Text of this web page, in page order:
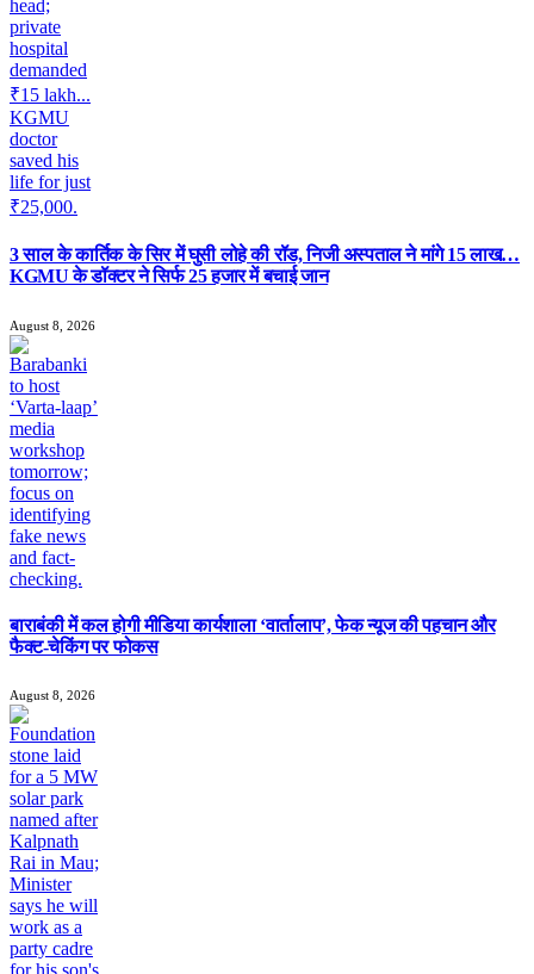
3 साल के कार्तिक के सिर में घुसी लोहे की रॉड, निजी अस्पताल ने मांगे 15 लाख…
KGMU के डॉक्टर ने सिर्फ 25 हजार में बचाई जान
August 8, 2026
बाराबंकी में कल होगी मीडिया कार्यशाला ‘वार्तालाप’, फेक न्यूज की पहचान और
फैक्ट-चेकिंग पर फोकस
August 8, 2026